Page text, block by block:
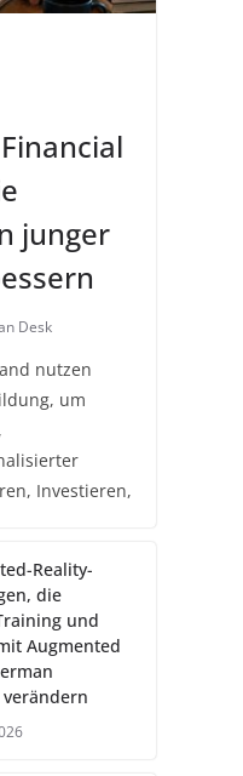
junger
Desk
nutzen
um
Investieren,
Reality-
die
und
Augmented
verändern